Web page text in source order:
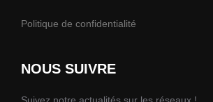
Politique de confidentialité
NOUS SUIVRE